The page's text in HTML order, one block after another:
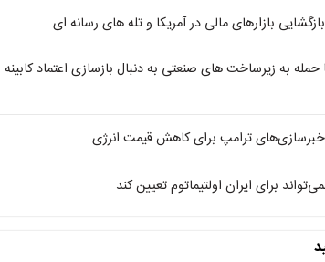
بازارهای مالی در آمریکا و تله های رسانه ای
به زیرساخت های صنعتی به دنبال بازسازی اعتماد کابینه
خبرسازی‌های ترامپ برای کاهش قیمت انرژی
برای ایران اولتیماتوم تعیین کند